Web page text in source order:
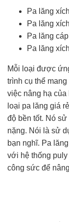
Pa lăng
Pa lăng
Pa lăng
Pa lăng
Mỗi loại được
trình cụ thể
việc nâng hạ của
loại pa lăng giá
độ bền tốt. Nó
nặng. Nói là sử
bạn nghĩ. Pa
với hệ thống
công sức để